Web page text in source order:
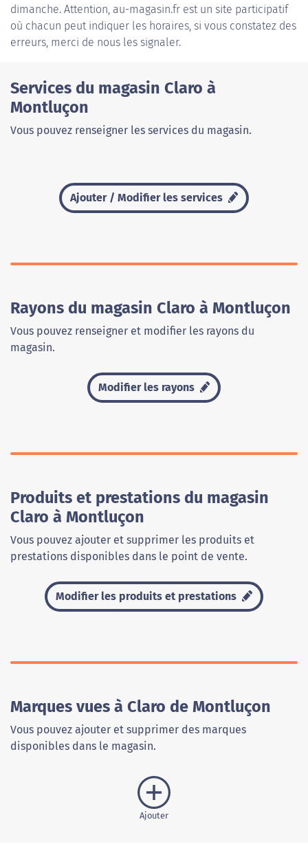
dimanche. Attention, au-magasin.fr est un site participatif
où chacun peut indiquer les horaires, si vous constatez des
erreurs, merci de nous les signaler.
Services du magasin Claro à
Montluçon
Vous pouvez renseigner les services du magasin.
Ajouter / Modifier les services
Rayons du magasin Claro à Montluçon
Vous pouvez renseigner et modifier les rayons du
magasin.
Modifier les rayons
Produits et prestations du magasin
Claro à Montluçon
Vous pouvez ajouter et supprimer les produits et
prestations disponibles dans le point de vente.
Modifier les produits et prestations
Marques vues à Claro de Montluçon
Vous pouvez ajouter et supprimer des marques
disponibles dans le magasin.
Ajouter